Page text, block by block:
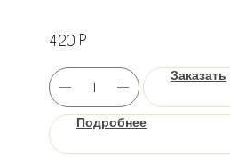
420 Р
Заказать
Подробнее